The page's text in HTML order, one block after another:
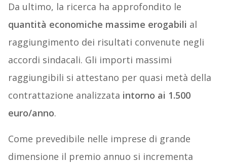
Da ultimo, la ricerca ha approfondito le
quantità economiche massime erogabili al
raggiungimento dei risultati convenute negli
accordi sindacali. Gli importi massimi
raggiungibili si attestano per quasi metà della
contrattazione analizzata intorno ai 1.500
euro/anno.
Come prevedibile nelle imprese di grande
dimensione il premio annuo si incrementa